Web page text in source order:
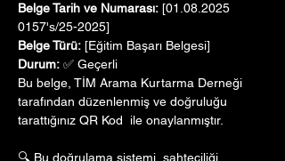
Belge Tarih ve Numarası: [01.08.2025
0157's/25-2025]
Belge Türü: [Eğitim Başarı Belgesi]
Durum: ✅ Geçerli
Bu belge, TİM Arama Kurtarma Derneği
tarafından düzenlenmiş ve doğruluğu
tarattığınız QR Kod  ile onaylanmıştır.
🔍 Bu doğrulama sistemi, sahteciliği